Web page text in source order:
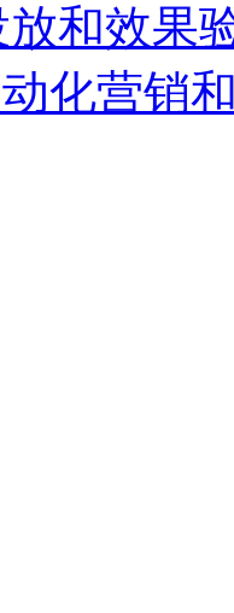
放和效果
化营销